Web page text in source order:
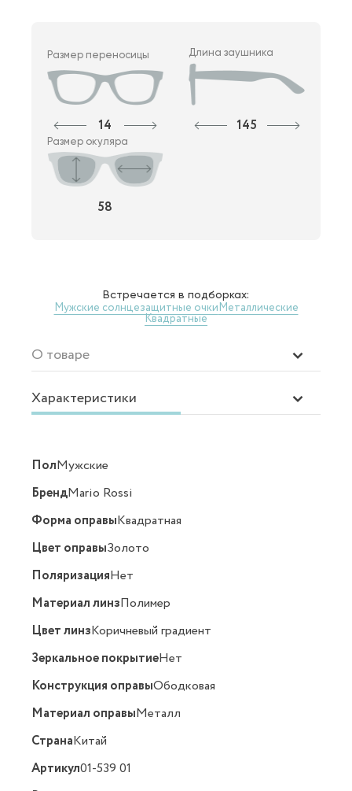
Размер переносицы
14
Длина заушника
145
Размер окуляра
58
Встречается в подборках:
Мужские солнцезащитные очкиМеталлические
Квадратные
О товаре
Характеристики
ПолМужские
БрендMario Rossi
Форма оправыКвадратная
Цвет оправыЗолото
ПоляризацияНет
Материал линзПолимер
Цвет линзКоричневый градиент
Зеркальное покрытиеНет
Конструкция оправыОбодковая
Материал оправыМеталл
СтранаКитай
Артикул01-539 01